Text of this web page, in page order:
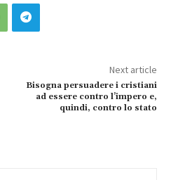
Next article
Bisogna persuadere i cristiani
ad essere contro l’impero e,
quindi, contro lo stato